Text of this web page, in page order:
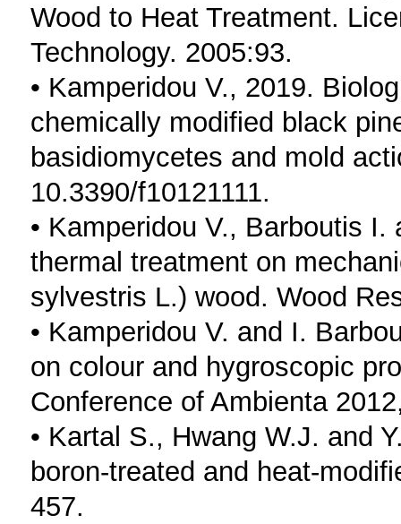
Wood to Heat Treatment.
Technology. 2005:93.
• Kamperidou V., 2019.
chemically modified black
basidiomycetes and mold
10.3390/f10121111.
• Kamperidou V., Barboutis
thermal treatment on
sylvestris L.) wood. Wood
• Kamperidou V. and I.
on colour and hygroscopic
Conference of Ambienta
• Kartal S., Hwang W.J. and
boron-treated and heat-
457.